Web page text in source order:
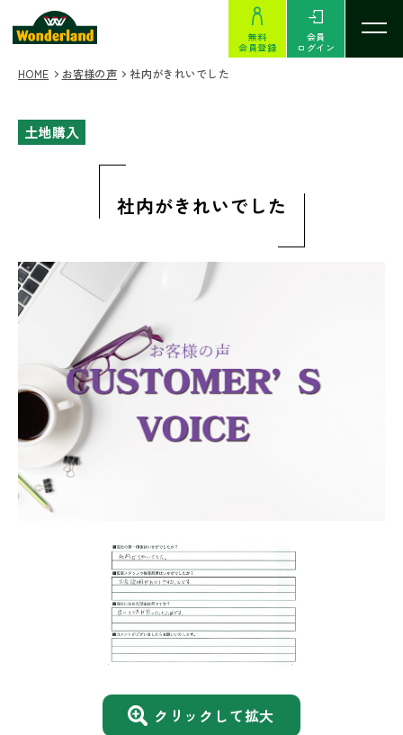
無料
会員登録
会員
ログイン
HOME お客様の声 社内がきれいでした
土地購入
社内がきれいでした
クリックして拡大